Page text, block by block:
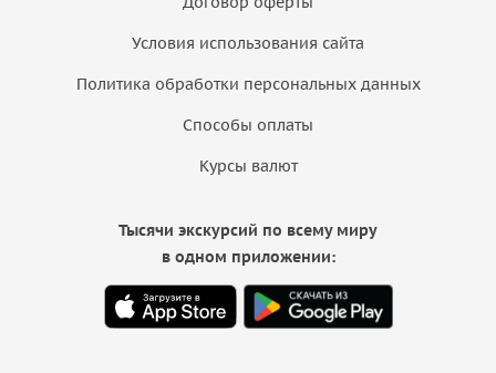
Условия использования сайта
Политика обработки персональных данных
Способы оплаты
Курсы валют
Тысячи экскурсий по всему миру
в одном приложении: